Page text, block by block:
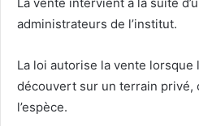
administrateurs de l’institut.
La loi autorise la vente lorsque
découvert sur un terrain privé,
l’espèce.